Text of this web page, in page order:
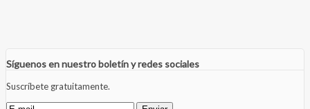
Síguenos en nuestro boletín y redes sociales
Suscríbete gratuitamente.